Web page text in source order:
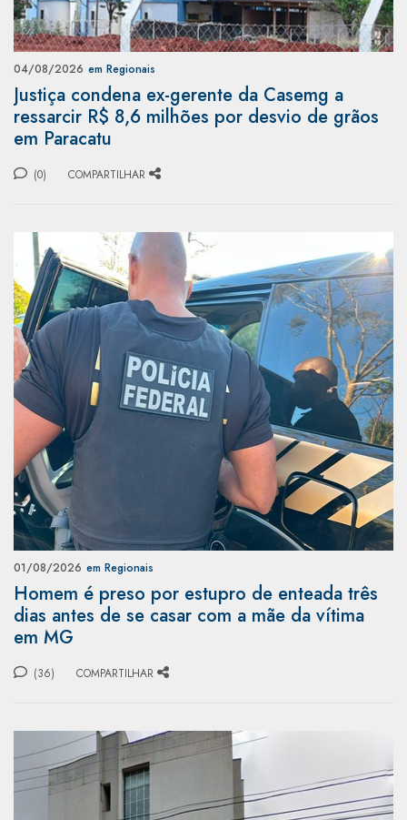
04/08/2026 em Regionais
Justiça condena ex-gerente da Casemg a
ressarcir R$ 8,6 milhões por desvio de grãos
em Paracatu
(0) COMPARTILHAR
01/08/2026 em Regionais
Homem é preso por estupro de enteada três
dias antes de se casar com a mãe da vítima
em MG
(36) COMPARTILHAR